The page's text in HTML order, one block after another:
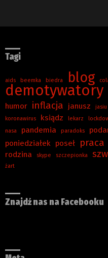
Tagi
aids beemka biedra blog
demotywatory
humor inflacja janusz jasiu
koronawirus ksiądz lekarz
nasa pandemia paradoks
poniedziałek poseł praca
rodzina skype szczepionka
żart
Znajdź nas na Facebooku